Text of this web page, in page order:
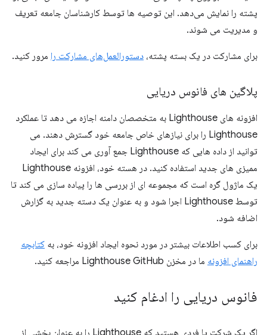
پشته را نمایش می‌دهد. این توصیه ها توسط کارشناسان جامعه تعریف
و مدیریت می شوند.
برای مشارکت در یک بسته پشته، دستورالعمل‌های مشارکت را مرور کنید.
پلاگین های فانوس دریایی
افزونه های Lighthouse به متخصصان دامنه اجازه می دهد تا عملکرد
Lighthouse را برای نیازهای خاص جامعه خود گسترش دهند. می
توانید از داده هایی که Lighthouse جمع آوری می کند برای ایجاد
ممیزی های جدید استفاده کنید. در هسته خود، افزونه Lighthouse
یک ماژول گره است که مجموعه ای از بررسی ها را پیاده سازی می کند تا
توسط Lighthouse اجرا شود و به عنوان یک دسته جدید به گزارش
اضافه شود.
برای کسب اطلاعات بیشتر در مورد نحوه ایجاد افزونه خود، به کتابچه
راهنمای افزونه ما در مخزن Lighthouse GitHub مراجعه کنید.
فانوس دریایی را ادغام کنید
اگر یک شرکت یا فردی هستید که Lighthouse را به عنوان بخشی از